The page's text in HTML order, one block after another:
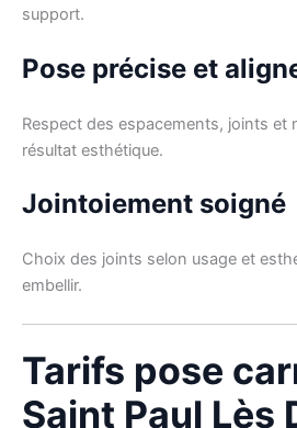
support.
Pose précise et
Respect des espacements, joints et
résultat esthétique.
Jointoiement soigné
Choix des joints selon usage et
embellir.
Tarifs pose
Saint Paul Lès